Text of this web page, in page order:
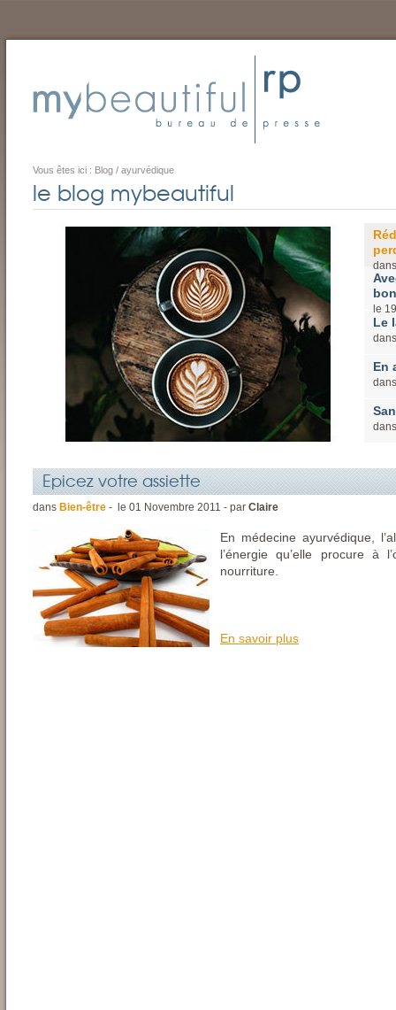
Vous êtes ici : Blog / ayurvédique
le blog mybeautiful
le 19
Le
En
Epicez votre assiette
dans Bien-être - le 01 Novembre 2011 - par Claire
En médecine ayurvédique,
l’énergie qu’elle procure à
nourriture.
En savoir plus